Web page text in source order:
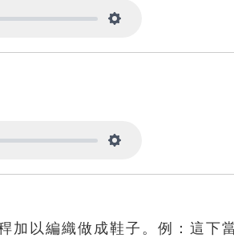
加以編織做成鞋子。例：這下